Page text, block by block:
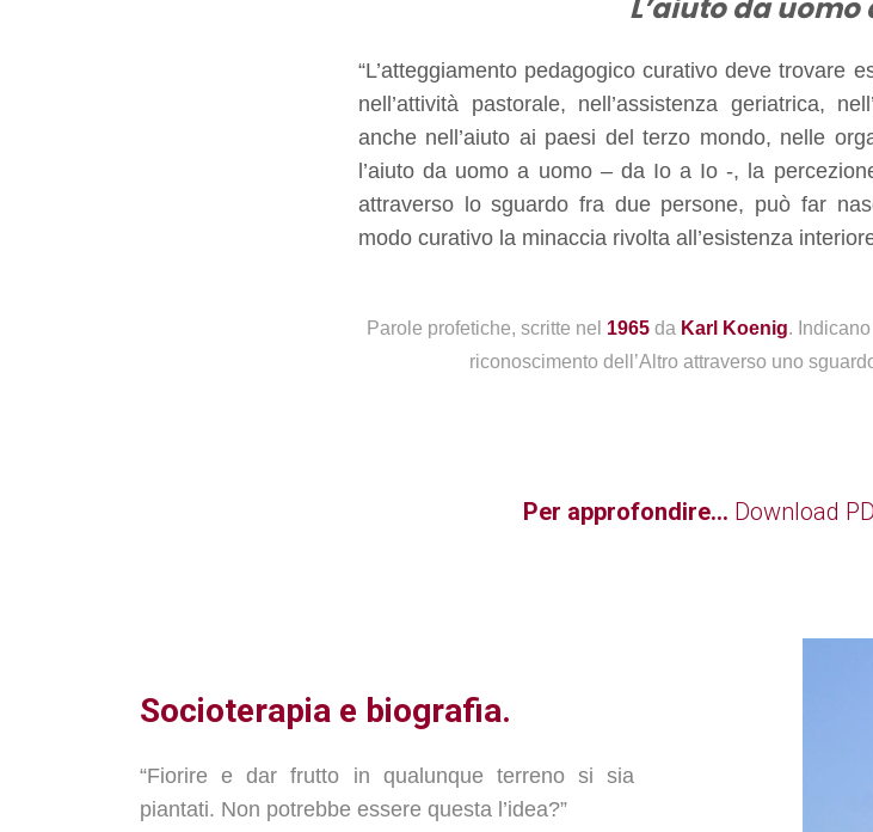
L’aiuto da uomo
“L’atteggiamento pedagogico curativo deve trovare
nell’attività pastorale, nell’assistenza geriatrica,
anche nell’aiuto ai paesi del terzo mondo, nelle
l’aiuto da uomo a uomo – da Io a Io -, la
attraverso lo sguardo fra due persone, può far
modo curativo la minaccia rivolta all’esistenza
Parole profetiche, scritte nel 1965da Karl Koenig.
riconoscimento dell’Altro attraverso uno
Per approfondire… Download
Socioterapia e biografia.
“Fiorire e dar frutto in qualunque terreno si sia
piantati. Non potrebbe essere questa l’idea?”